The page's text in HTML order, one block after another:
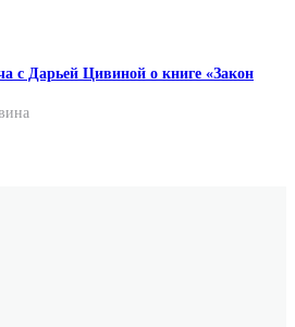
с Дарьей Цивиной о книге «Закон